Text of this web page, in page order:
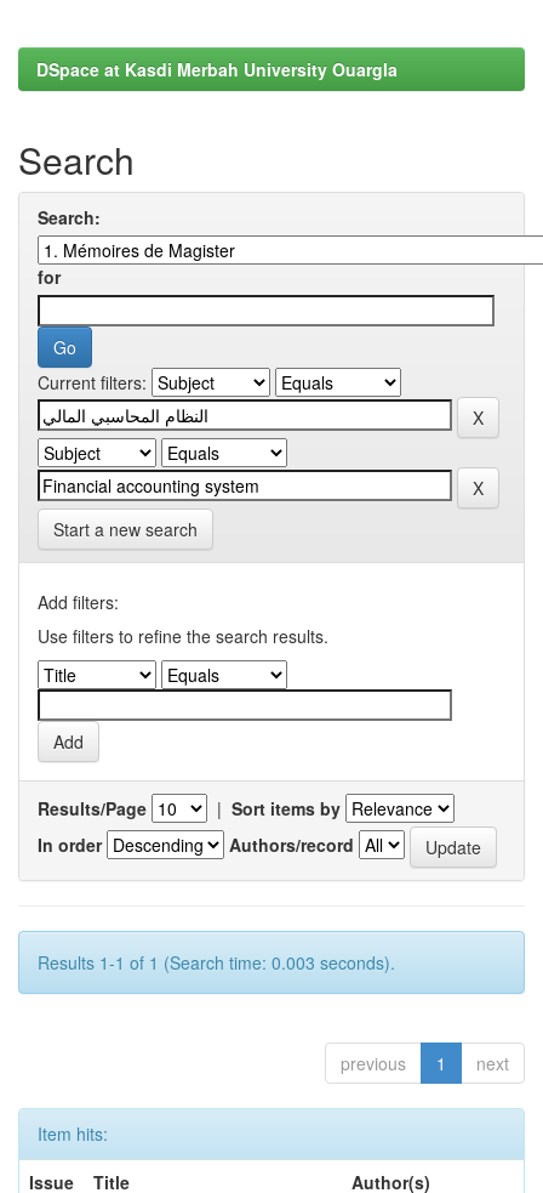
DSpace at Kasdi Merbah University Ouargla
Search
Search:
for
Current filters:
Start a new search
Add filters:
Use filters to refine the search results.
Results/Page | Sort items by
In order
Authors/record
Results 1-1 of 1 (Search time: 0.003 seconds).
previous 1 next
Item hits:
Issue
Title Author(s)